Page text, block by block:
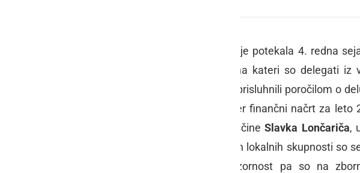
V Piceriji "Panda" v Gornji Radgoni je potekala 4. redna
zbornice (OOZ) Gornja Radgona, na kateri so delegati
Radenci in Sveti Jurij ob Ščavnici), prisluhnili poročilom o
tako pa so sprejeli program dela ter finančni načrt za
skupščine in častnega člana SkupščineSlavka Lončariča,
(župani ostalih treh lokalnih skupnosti so
so lani bili uspešni, največjo pozornost pa so na